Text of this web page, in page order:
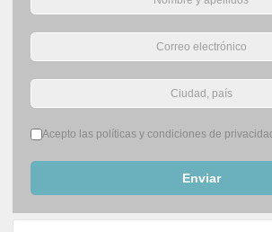
Términos del servicio*
Acepto las políticas y condiciones de
Enviar